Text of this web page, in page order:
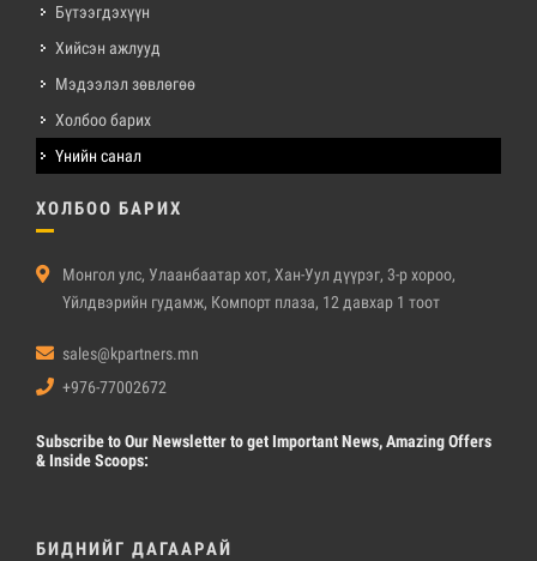
Бүтээгдэхүүн
Хийсэн ажлууд
Мэдээлэл зөвлөгөө
Холбоо барих
Үнийн санал
ХОЛБОО БАРИХ
Монгол улс, Улаанбаатар хот, Хан-Уул дүүрэг, 3-р хороо,
Үйлдвэрийн гудамж, Компорт плаза, 12 давхар 1 тоот
sales@kpartners.mn
+976-77002672
Subscribeto Our Newsletter to get Important News, Amazing Offers
& Inside Scoops:
БИДНИЙГ ДАГААРАЙ